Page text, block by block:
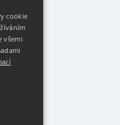
cookie
všemi